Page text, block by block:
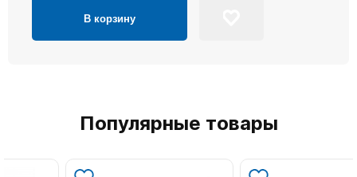
В корзину
Популярные товары